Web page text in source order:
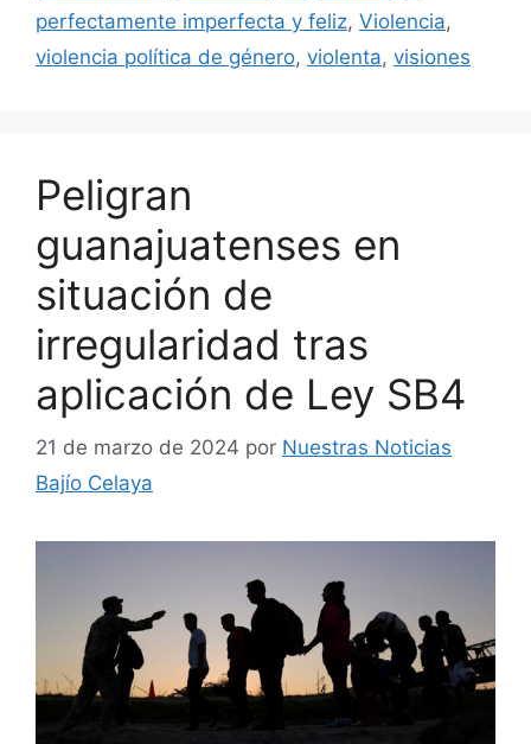
perfectamente imperfecta y feliz, Violencia,
violencia política de género, violenta, visiones
Peligran
guanajuatenses en
situación de
irregularidad tras
aplicación de Ley SB4
21 de marzo de 2024 por Nuestras Noticias
Bajío Celaya